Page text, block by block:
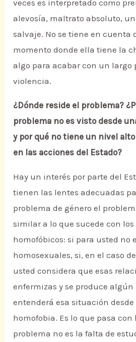
veces es interpretado como
alevosía, maltrato absoluto,
salvaje. No se tiene en cuenta
momento donde ella tiene la
algo para acabar con un largo
violencia.
¿Dónde reside el problema?
problema no es visto desde
y por qué no tiene un nivel
en las acciones del Estado?
Hay un interés por parte del
tienen las lentes adecuadas
problema de género el
similar a lo que sucede con
homofóbicos: si para usted no
homosexuales, si, en el caso
usted considera que esas
enfermizas y se produce algún
entenderá esa situación
homofobia. Es lo que pasa con
problema no es la falta de